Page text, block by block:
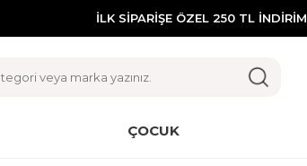
İLK SİPARİŞE ÖZEL 250 TL İNDİRİM
ÇOCUK